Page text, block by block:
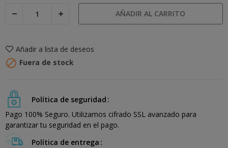
AÑADIR AL CARRITO
Añadir a lista de deseos
 Fuera de stock
Política de seguridad
Pago 100% Seguro. Utilizamos cifrado SSL avanzado para
garantizar tu seguridad en el pago.
Política de entrega